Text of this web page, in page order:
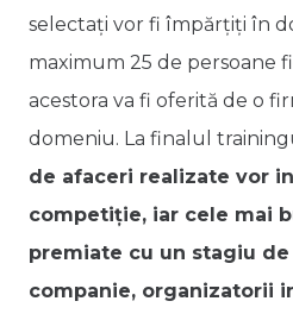
selectați vor fi împărțiți în
maximum 25 de persoane
acestora va fi oferită de o
domeniu. La finalul
de afaceri realizate vor
competiție, iar cele mai
premiate cu un stagiu
companie, organizatorii